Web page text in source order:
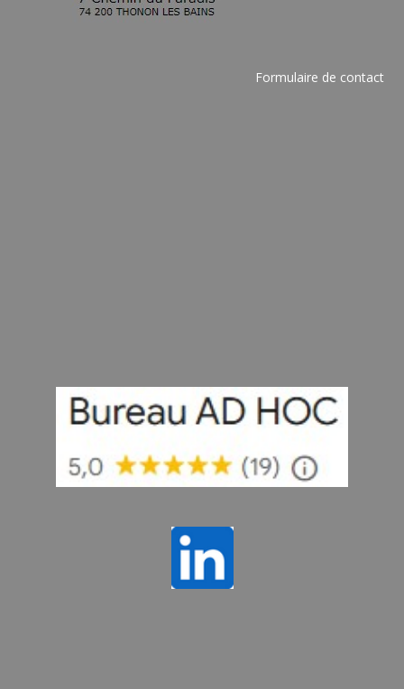
Formulaire de contact